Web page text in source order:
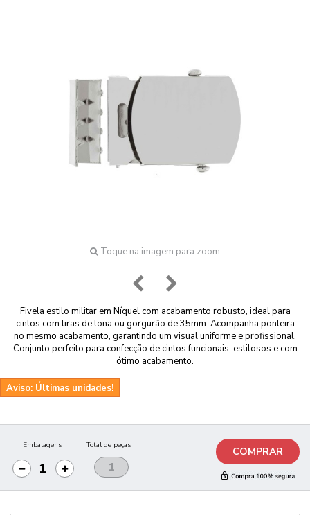
Toque na imagem para zoom
Fivela estilo militar em Níquel com acabamento robusto, ideal para
cintos com tiras de lona ou gorgurão de 35mm. Acompanha ponteira
no mesmo acabamento, garantindo um visual uniforme e profissional.
Conjunto perfeito para confecção de cintos funcionais, estilosos e com
ótimo acabamento.
Aviso: Últimas unidades!
Embalagens Total de peças COMPRAR